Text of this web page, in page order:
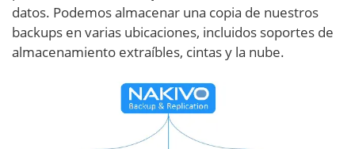
datos. Podemos almacenar una copia de nuestros
backups en varias ubicaciones, incluidos soportes de
almacenamiento extraíbles, cintas y la nube.